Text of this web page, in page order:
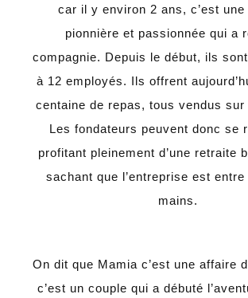
car il y environ 2 ans, c’est une
pionnière et passionnée qui a
compagnie. Depuis le début, ils
à 12 employés. Ils offrent
centaine de repas, tous vendus
Les fondateurs peuvent donc se
profitant pleinement d’une retraite
sachant que l’entreprise est entre
mains.
On dit que Mamia c’est une affaire
c’est un couple qui a débuté